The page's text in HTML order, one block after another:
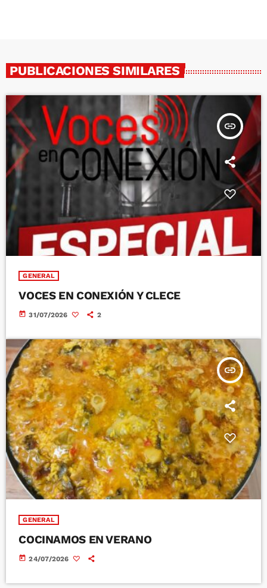
PUBLICACIONES SIMILARES
insert_link
GENERAL
VOCES EN CONEXIÓN Y CLECE
today 31/07/2026 2
insert_link
GENERAL
COCINAMOS EN VERANO
today 24/07/2026